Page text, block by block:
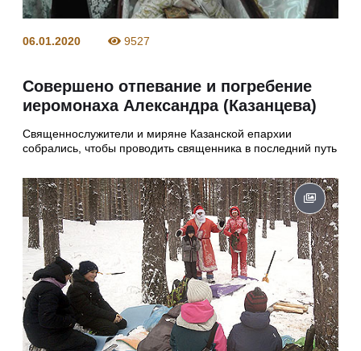
06.01.2020 9527
Совершено отпевание и погребение
иеромонаха Александра (Казанцева)
Священнослужители и миряне Казанской епархии
собрались, чтобы проводить священника в последний путь